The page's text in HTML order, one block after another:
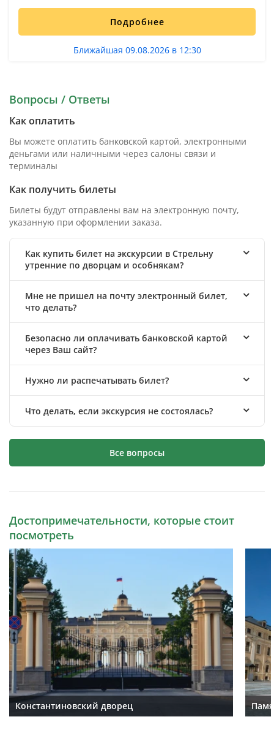
Подробнее
Ближайшая 09.08.2026 в 12:30
Вопросы / Ответы
Как оплатить
Вы можете оплатить банковской картой, электронными
деньгами или наличными через салоны связи и
терминалы
Как получить билеты
Билеты будут отправлены вам на электронную почту,
указанную при оформлении заказа.
Как купить билет на экскурсии в Стрельну
утренние по дворцам и особнякам?
Мне не пришел на почту электронный билет,
что делать?
Безопасно ли оплачивать банковской картой
через Ваш сайт?
Нужно ли распечатывать билет?
Что делать, если экскурсия не состоялась?
Все вопросы
Достопримечательности, которые стоит
посмотреть
Константиновский дворец